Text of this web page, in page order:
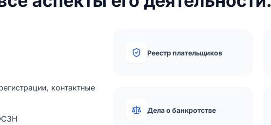
контактные
Реестр плательщиков
Дела о банкротстве